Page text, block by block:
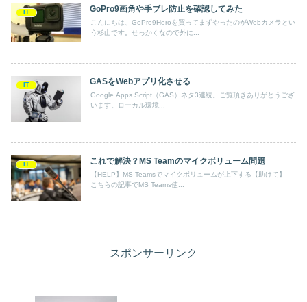
IT GoPro9画角や手ブレ防止を確認してみた
こんにちは、GoPro9Heroを買ってまずやったのがWebカメラとい
う杉山です。せっかくなので外に...
IT GASをWebアプリ化させる
Google Apps Script（GAS）ネタ3連続。ご覧頂きありがとうござ
います。ローカル環境...
IT これで解決？MS Teamのマイクボリューム問題
【HELP】MS Teamsでマイクボリュームが上下する【助けて】
こちらの記事でMS Teams使...
スポンサーリンク